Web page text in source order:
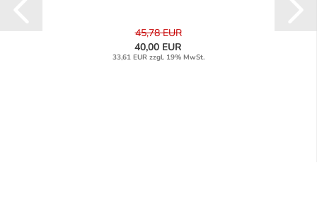
45,78 EUR
40,00 EUR
33,61 EUR zzgl. 19% MwSt.